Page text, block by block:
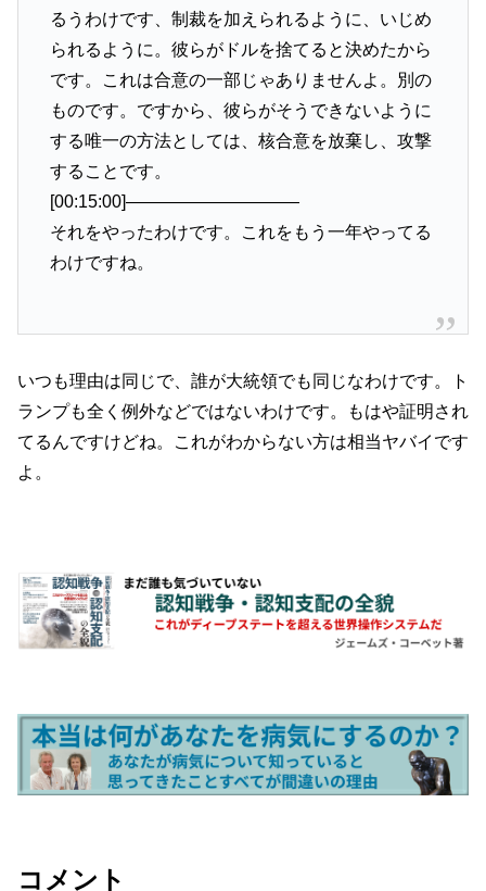
るうわけです、制裁を加えられるように、いじめ
られるように。彼らがドルを捨てると決めたから
です。これは合意の一部じゃありませんよ。別の
ものです。ですから、彼らがそうできないように
する唯一の方法としては、核合意を放棄し、攻撃
することです。
[00:15:00]——————————
それをやったわけです。これをもう一年やってる
わけですね。
いつも理由は同じで、誰が大統領でも同じなわけです。ト
ランプも全く例外などではないわけです。もはや証明され
てるんですけどね。これがわからない方は相当ヤバイです
よ。
コメント